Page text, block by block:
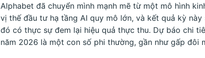
Alphabet đã chuyển mình mạnh mẽ từ một mô hình
vị thế đầu tư hạ tầng AI quy mô lớn, và kết quả kỳ
đó có thực sự đem lại hiệu quả thực thu. Dự báo chi
năm 2026 là một con số phi thường, gần như gấp đôi